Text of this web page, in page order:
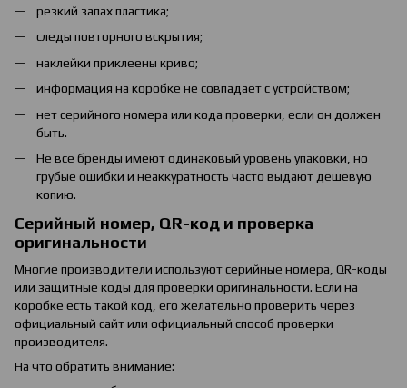
резкий запах пластика;
следы повторного вскрытия;
наклейки приклеены криво;
информация на коробке не совпадает с устройством;
нет серийного номера или кода проверки, если он должен
быть.
Не все бренды имеют одинаковый уровень упаковки, но
грубые ошибки и неаккуратность часто выдают дешевую
копию.
Серийный номер, QR-код и проверка
оригинальности
Многие производители используют серийные номера, QR-коды
или защитные коды для проверки оригинальности. Если на
коробке есть такой код, его желательно проверить через
официальный сайт или официальный способ проверки
производителя.
На что обратить внимание: